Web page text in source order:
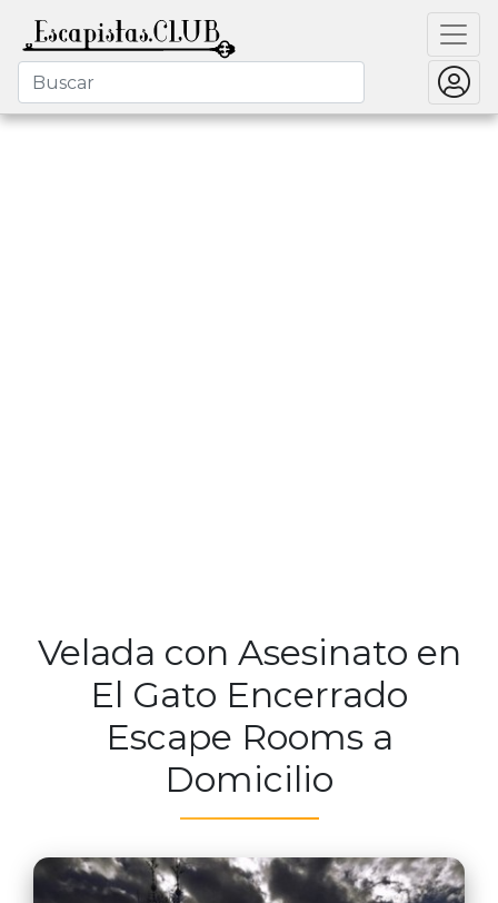
Velada con Asesinato en
El Gato Encerrado
Escape Rooms a
Domicilio